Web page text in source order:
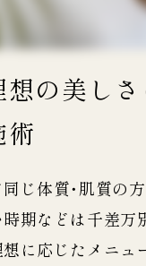
想の美し
術
じ体質・肌質
期などは千差
に応じたメニ